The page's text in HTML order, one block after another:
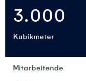
3.000
Kubikmeter
Mitarbeitende